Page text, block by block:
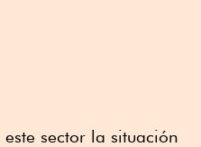
sector la situación